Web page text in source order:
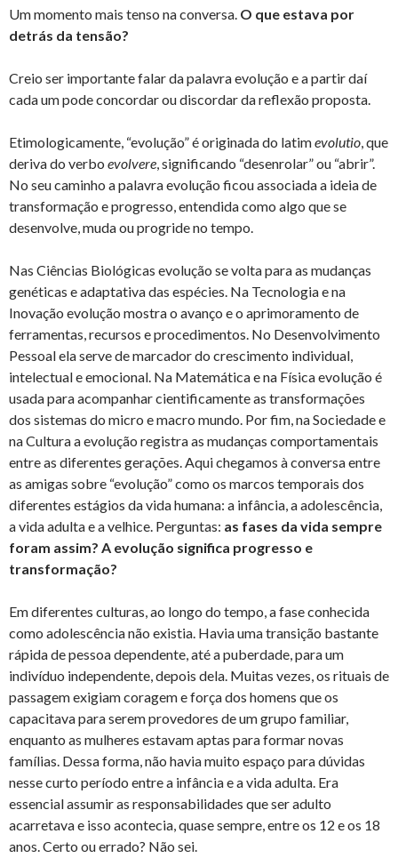
Um momento mais tenso na conversa. O que estava por
detrás da tensão?
Creio ser importante falar da palavra evolução e a partir daí
cada um pode concordar ou discordar da reflexão proposta.
Etimologicamente, “evolução” é originada do latimevolutio, que
deriva do verbo evolvere, significando “desenrolar” ou “abrir”.
No seu caminho a palavra evolução ficou associada a ideia de
transformação e progresso, entendida como algo que se
desenvolve, muda ou progride no tempo.
Nas Ciências Biológicas evolução se volta para as mudanças
genéticas e adaptativa das espécies. Na Tecnologia e na
Inovação evolução mostra o avanço e o aprimoramento de
ferramentas, recursos e procedimentos. No Desenvolvimento
Pessoal ela serve de marcador do crescimento individual,
intelectual e emocional. Na Matemática e na Física evolução é
usada para acompanhar cientificamente as transformações
dos sistemas do micro e macro mundo. Por fim, na Sociedade e
na Cultura a evolução registra as mudanças comportamentais
entre as diferentes gerações. Aqui chegamos à conversa entre
as amigas sobre “evolução” como os marcos temporais dos
diferentes estágios da vida humana: a infância, a adolescência,
a vida adulta e a velhice. Perguntas: as fases da vida sempre
foram assim? A evolução significa progresso e
transformação?
Em diferentes culturas, ao longo do tempo, a fase conhecida
como adolescência não existia. Havia uma transição bastante
rápida de pessoa dependente, até a puberdade, para um
indivíduo independente, depois dela. Muitas vezes, os rituais de
passagem exigiam coragem e força dos homens que os
capacitava para serem provedores de um grupo familiar,
enquanto as mulheres estavam aptas para formar novas
famílias. Dessa forma, não havia muito espaço para dúvidas
nesse curto período entre a infância e a vida adulta. Era
essencial assumir as responsabilidades que ser adulto
acarretava e isso acontecia, quase sempre, entre os 12 e os 18
anos. Certo ou errado? Não sei.